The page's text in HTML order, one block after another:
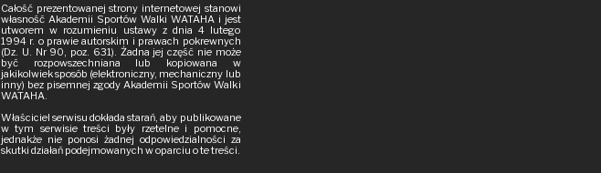
Całość prezentowanej strony internetowej stanowi
własność Akademii Sportów Walki WATAHA i jest
utworem w rozumieniu ustawy z dnia 4 lutego
1994 r. o prawie autorskim i prawach pokrewnych
(Dz. U. Nr 90, poz. 631). Żadna jej część nie może
być rozpowszechniana lub kopiowana w
jakikolwiek sposób (elektroniczny, mechaniczny lub
inny) bez pisemnej zgody Akademii Sportów Walki
WATAHA.
Właściciel serwisu dokłada starań, aby publikowane
w tym serwisie treści były rzetelne i pomocne,
jednakże nie ponosi żadnej odpowiedzialności za
skutki działań podejmowanych w oparciu o te treści.